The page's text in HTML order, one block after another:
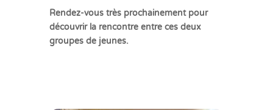
Rendez-vous très prochainement pour
découvrir la rencontre entre ces deux
groupes de jeunes.